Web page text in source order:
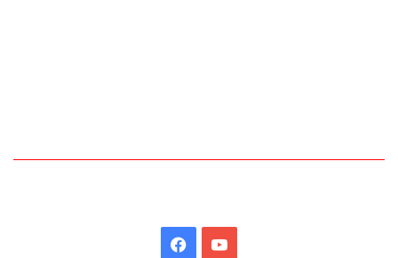
FacebookYouTube